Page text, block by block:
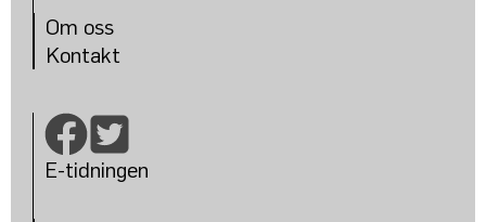
Om oss
Kontakt
E-tidningen